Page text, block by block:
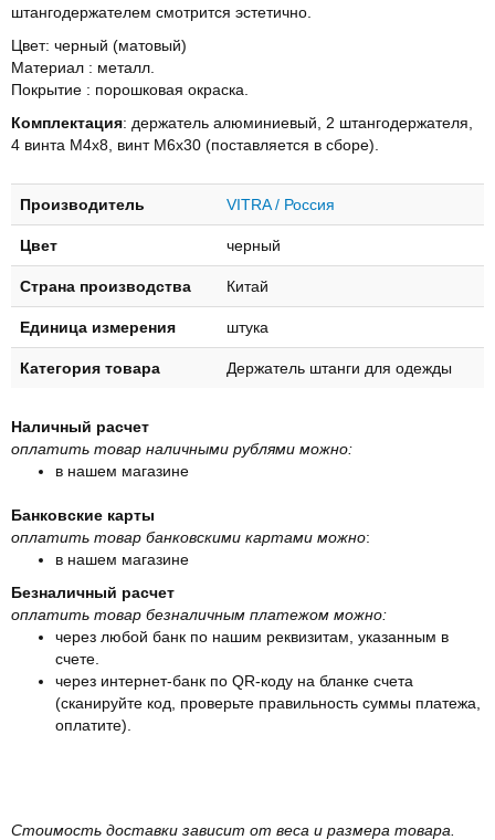
штангодержателем смотрится эстетично.
Цвет: черный (матовый)
Материал : металл.
Покрытие : порошковая окраска.
Комплектация: держатель алюминиевый, 2 штангодержателя,
4 винта М4х8, винт М6х30 (поставляется в сборе).
Производитель VITRA / Россия
Цвет черный
Страна производства Китай
Единица измерения штука
Категория товара Держатель штанги для одежды
Наличный расчет
оплатить товар наличными рублями можно:
в нашем магазине
Банковские карты
оплатить товар банковскими картами можно:
в нашем магазине
Безналичный расчет
оплатить товар безналичным платежом можно:
через любой банк по нашим реквизитам, указанным в
счете.
через интернет-банк по QR-коду на бланке счета
(сканируйте код, проверьте правильность суммы платежа,
оплатите).
Стоимость доставки зависит от веса и размера товара.